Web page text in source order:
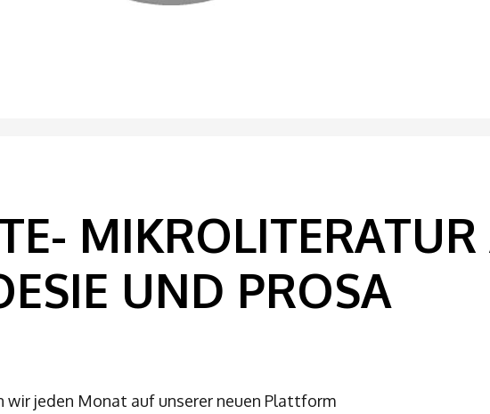
MIKROLITERATUR
UND PROSA
wir jeden Monat auf unserer neuen Plattform